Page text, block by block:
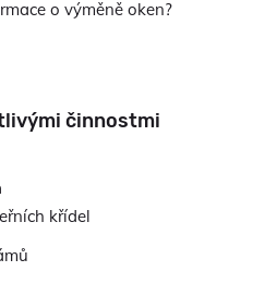
o výměně oken?
činnostmi
křídel